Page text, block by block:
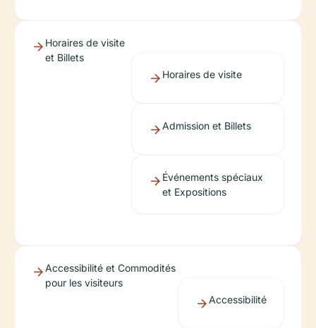
Horaires de visite
et Billets
Horaires de visite
Admission et Billets
Événements spéciaux
et Expositions
Accessibilité et Commodités
pour les visiteurs
Accessibilité